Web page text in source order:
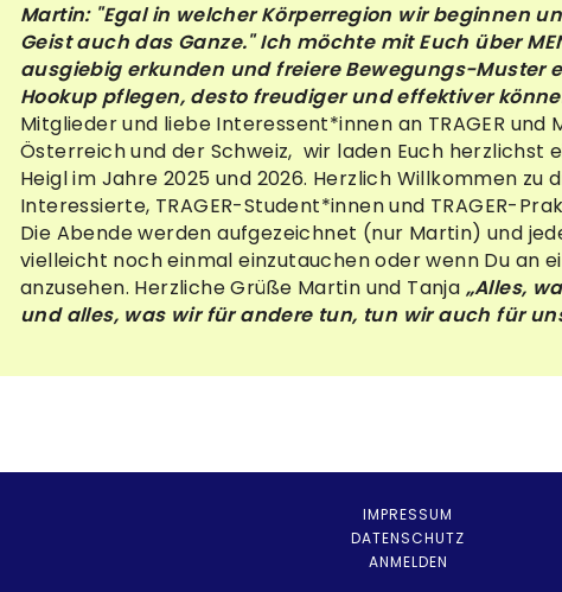
Martin: "Egal in welcher Körperregion wir beginnen
Geist auch das Ganze." Ich möchte mit Euch über
ausgiebig erkunden und freiere Bewegungs-Muster
Hookup pflegen, desto freudiger und effektiver
Mitglieder und liebe Interessent*innen an TRAGER und
Österreich und der Schweiz, wir laden Euch herzlichst
Heigl im Jahre 2025 und 2026. Herzlich Willkommen zu
Interessierte, TRAGER-Student*innen und TRAGER-
Die Abende werden aufgezeichnet (nur Martin) und
vielleicht noch einmal einzutauchen oder wenn Du an
anzusehen. Herzliche Grüße Martin und Tanja „Alles,
und alles, was wir für andere tun, tun wir auch für
IMPRESSUM
DATENSCHUTZ
ANMELDEN